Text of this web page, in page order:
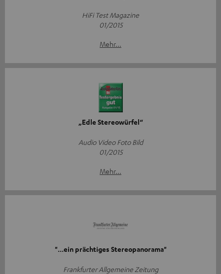
HiFi Test Magazine
01/2015
Mehr...
„Edle Stereowürfel“
Audio Video Foto Bild
01/2015
Mehr...
"...ein prächtiges Stereopanorama"
Frankfurter Allgemeine Zeitung